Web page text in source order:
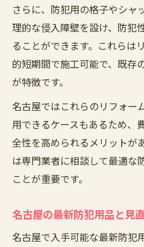
さらに、防犯用の格子やシャ
理的な侵入障壁を設け、防犯
ることができます。これらは
的短期間で施工可能で、既存
が特徴です。
名古屋ではこれらのリフォー
用できるケースもあるため、
全性を高められるメリットが
は専門業者に相談して最適な
ことが重要です。
名古屋の最新防犯用品と見
名古屋で入手可能な最新防犯